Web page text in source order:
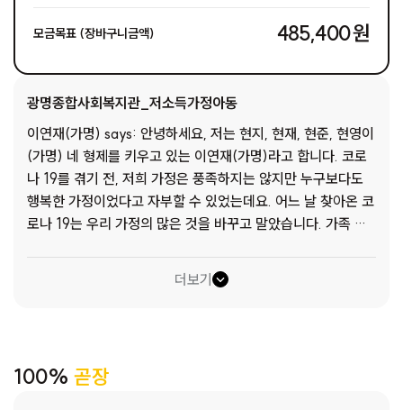
모금목표 (장바구니금액) 485,400 원
광명종합사회복지관_저소득가정아동
이연재(가명) says: 안녕하세요, 저는 현지, 현재, 현준, 현영이
(가명) 네 형제를 키우고 있는 이연재(가명)라고 합니다. 코로
나 19를 겪기 전, 저희 가정은 풍족하지는 않지만 누구보다도
행복한 가정이었다고 자부할 수 있었는데요. 어느 날 찾아온 코
로나 19는 우리 가정의 많은 것을 바꾸고 말았습니다. 가족 구
되었고 이는 오랜 시간 여섯 식구를 고립되게 만들었습니다. 주
변의 도움을 청할 친구도, 지인도 없다 보니 어디 하나 의지할
한 어려움이 생겼는데요, 아이들이 많고 경제적으로 풍족한 편
더보기
100% 곧장